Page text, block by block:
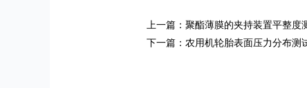
上一篇：聚酯薄膜的夹持装置平整度
下一篇：农用机轮胎表面压力分布测